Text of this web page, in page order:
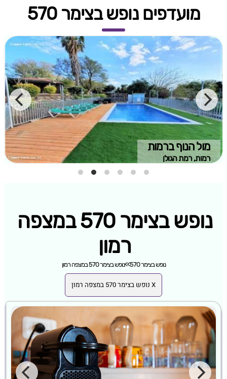
מועדפים נופש בצימר 570
מול הנוף ברמות
רמות, רמת הגולן
נופש בצימר 570 במצפה
רמון
נופש בצימר 570 >>נופש בצימר 570 במצפה רמון
X נופש בצימר 570 במצפה רמון